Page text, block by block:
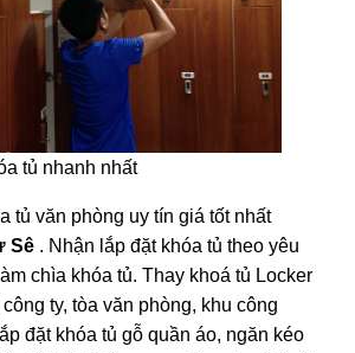
tủ nhanh nhất
tủ văn phòng uy tín giá tốt nhất
Sê . Nhận lắp đặt khóa tủ theo yêu
chìa khóa tủ. Thay khoá tủ Locker
ty, tòa văn phòng, khu công
đặt khóa tủ gỗ quần áo, ngăn kéo